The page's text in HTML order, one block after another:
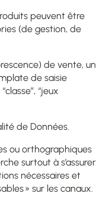
peuvent être
(de gestion, de
de vente, un
de saisie
“jeux
de Données.
ou orthographiques
surtout à s’assurer
nécessaires et
» sur les canaux.